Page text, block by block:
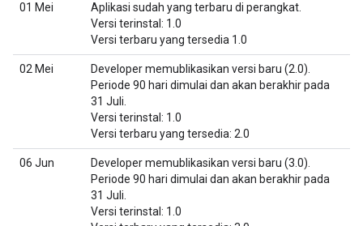
01 Mei
Aplikasi sudah yang terbaru di perangkat.
Versi terinstal: 1.0
Versi terbaru yang tersedia 1.0
02 Mei
Developer memublikasikan versi baru (2.0).
Periode 90 hari dimulai dan akan berakhir pada
31 Juli.
Versi terinstal: 1.0
Versi terbaru yang tersedia: 2.0
06 Jun
Developer memublikasikan versi baru (3.0).
Periode 90 hari dimulai dan akan berakhir pada
31 Juli.
Versi terinstal: 1.0